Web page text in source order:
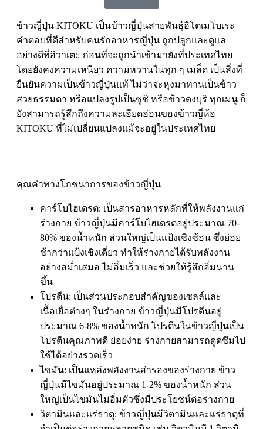
ข้าวญี่ปุ่น KITOKU เป็นข้าวญี่ปุ่นสายพันธุ์ฮิโตเมโบเระ
คำตอบที่ดีสำหรับคนรักอาหารญี่ปุ่น ถูกปลูกและดูแล
อย่างดีที่อิวาเตะ ก่อนที่จะถูกนำเข้ามายังที่ประเทศไทย
โดยยังคงความเหนียว ความหวานในทุก ๆ เมล็ด เป็นสิ่งที่
ยืนยันความเป็นข้าวญี่ปุ่นแท้ ไม่ว่าจะหุงมาทานเป็นข้าว
สวยธรรมดา หรือแปลงรูปเป็นซูชิ หรือข้าวดงบุริ ทุกเมนู ก็
ยังสามารถรู้สึกถึงความละเอียดอ่อนของข้าวญี่ห้อ
KITOKU ที่ไม่เปลี่ยนแปลงแม้จะอยู่ในประเทศไทย
คุณค่าทางโภชนาการของข้าวญี่ปุ่น
คาร์โบไฮเดรต: เป็นสารอาหารหลักที่ให้พลังงานแก่
ร่างกาย ข้าวญี่ปุ่นมีคาร์โบไฮเดรตอยู่ประมาณ 70-
80% ของน้ำหนัก ส่วนใหญ่เป็นแป้งเชิงซ้อน ซึ่งย่อย
ช้ากว่าแป้งเชิงเดี่ยว ทำให้ร่างกายได้รับพลังงาน
อย่างสม่ำเสมอ ไม่อิ่มเร็ว และช่วยให้รู้สึกอิ่มนาน
ขึ้น
โปรตีน: เป็นส่วนประกอบสำคัญของเซลล์และ
เนื้อเยื่อต่างๆ ในร่างกาย ข้าวญี่ปุ่นมีโปรตีนอยู่
ประมาณ 6-8% ของน้ำหนัก โปรตีนในข้าวญี่ปุ่นเป็น
โปรตีนคุณภาพดี ย่อยง่าย ร่างกายสามารถดูดซึมไป
ใช้ได้อย่างรวดเร็ว
ไขมัน: เป็นแหล่งพลังงานสำรองของร่างกาย ข้าว
ญี่ปุ่นมีไขมันอยู่ประมาณ 1-2% ของน้ำหนัก ส่วน
ใหญ่เป็นไขมันไม่อิ่มตัวซึ่งมีประโยชน์ต่อร่างกาย
วิตามินและแร่ธาตุ: ข้าวญี่ปุ่นมีวิตามินและแร่ธาตุที่